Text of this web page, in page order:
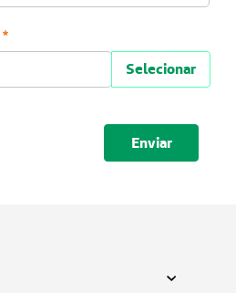
Selecionar
Submeter